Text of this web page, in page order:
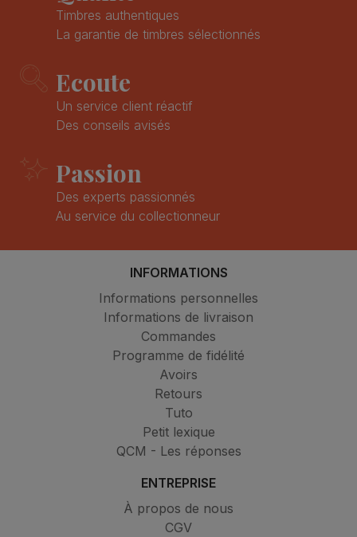
Timbres authentiques
La garantie de timbres sélectionnés
Ecoute
Un service client réactif
Des conseils avisés
Passion
Des experts passionnés
Au service du collectionneur
INFORMATIONS
Informations personnelles
Informations de livraison
Commandes
Programme de fidélité
Avoirs
Retours
Tuto
Petit lexique
QCM - Les réponses
ENTREPRISE
À propos de nous
CGV